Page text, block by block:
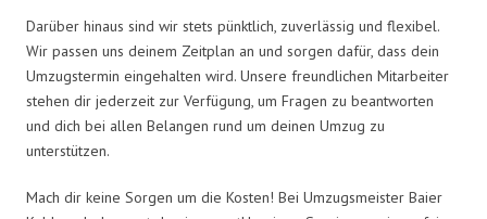
Darüber hinaus sind wir stets pünktlich, zuverlässig und flexibel.
Wir passen uns deinem Zeitplan an und sorgen dafür, dass dein
Umzugstermin eingehalten wird. Unsere freundlichen Mitarbeiter
stehen dir jederzeit zur Verfügung, um Fragen zu beantworten
und dich bei allen Belangen rund um deinen Umzug zu
unterstützen.
Mach dir keine Sorgen um die Kosten! Bei Umzugsmeister Baier